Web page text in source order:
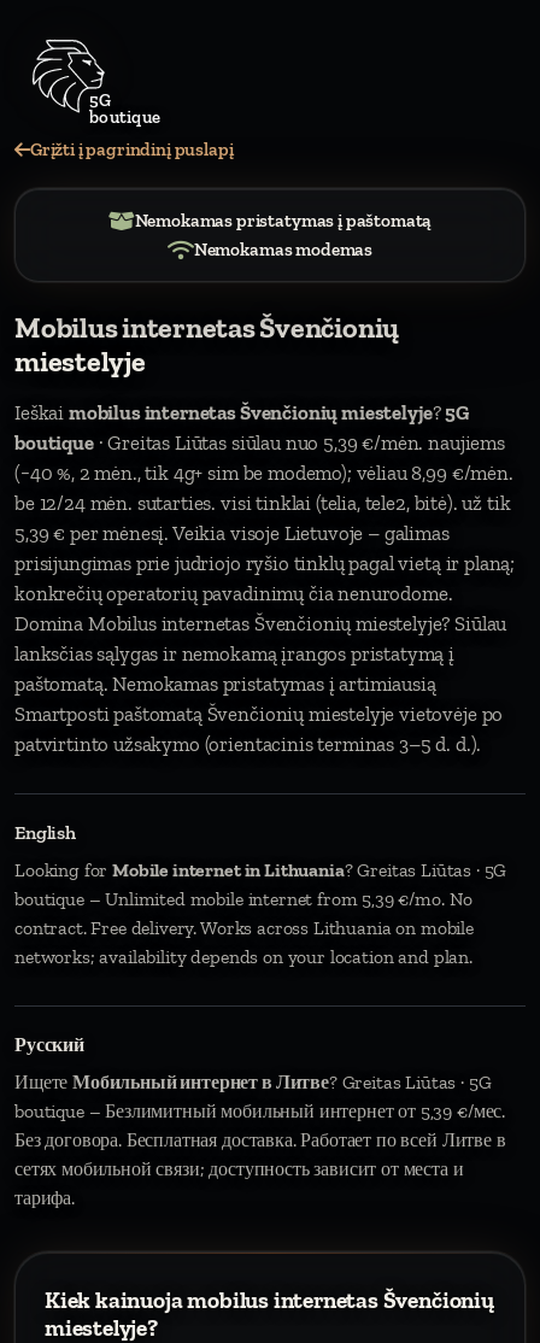
5G
boutiq
Grįžti į pagrindinį puslapį
Nemokamas pristatymas į paštomatą
Nemokamas modemas
Mobilus internetas Švenčionių
miestelyje
Ieškai mobilus internetas Švenčionių miestelyje?5G
boutique· Greitas Liūtas siūlau nuo 5,39 €/mėn. naujiems
(−40 %, 2 mėn., tik 4g+ sim be modemo); vėliau 8,99 €/mėn.
be 12/24 mėn. sutarties. visi tinklai (telia, tele2, bitė). už tik
5,39 € per mėnesį. Veikia visoje Lietuvoje – galimas
prisijungimas prie judriojo ryšio tinklų pagal vietą ir planą;
konkrečių operatorių pavadinimų čia nenurodome.
Domina Mobilus internetas Švenčionių miestelyje? Siūlau
lanksčias sąlygas ir nemokamą įrangos pristatymą į
paštomatą. Nemokamas pristatymas į artimiausią
Smartposti paštomatą Švenčionių miestelyje vietovėje po
patvirtinto užsakymo (orientacinis terminas 3–5 d. d.).
English
Looking forMobile internet in Lithuania? Greitas Liūtas · 5G
boutique – Unlimited mobile internet from 5,39 €/mo. No
contract. Free delivery. Works across Lithuania on mobile
networks; availability depends on your location and plan.
Русский
ИщетеМобильный интернет в Литве? Greitas Liūtas · 5G
boutique – Безлимитный мобильный интернет от 5,39 €/мес.
Без договора. Бесплатная доставка. Работает по всей Литве в
сетях мобильной связи; доступность зависит от места и
тарифа.
Kiek kainuoja mobilus internetas Švenčionių
miestelyje?